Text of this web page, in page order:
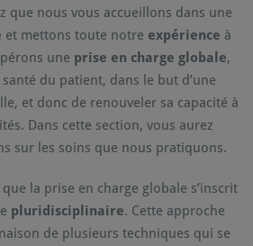
que nous vous accueillons dans une
et mettons toute notre expérience à
une prise en charge globale,
santé du patient, dans le but d’une
et donc de renouveler sa capacité à
Dans cette section, vous aurez
sur les soins que nous pratiquons.
la prise en charge globale s’inscrit
pluridisciplinaire. Cette approche
de plusieurs techniques qui se